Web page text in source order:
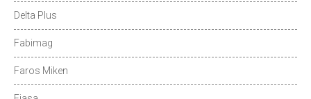
Delta Plus
Fabimag
Faros Miken